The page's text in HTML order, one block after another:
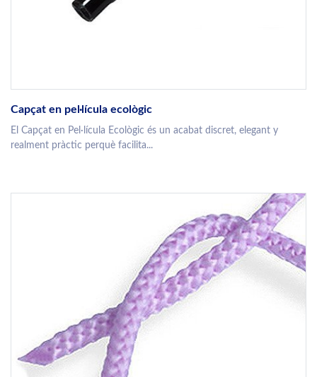
Capçat en pel·lícula ecològic
El Capçat en Pel·lícula Ecològic és un acabat discret, elegant y
realment pràctic perquè facilita...